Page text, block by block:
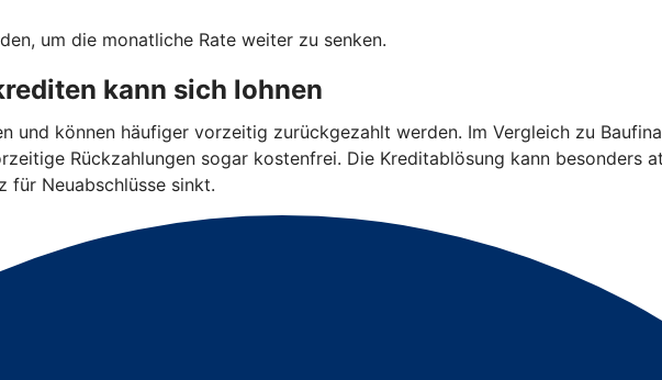
um die monatliche Rate weiter zu senken.
kann sich lohnen
und können häufiger vorzeitig zurückgezahlt werden. Im Vergleich zu
Rückzahlungen sogar kostenfrei. Die Kreditablösung kann besonders
für Neuabschlüsse sinkt.